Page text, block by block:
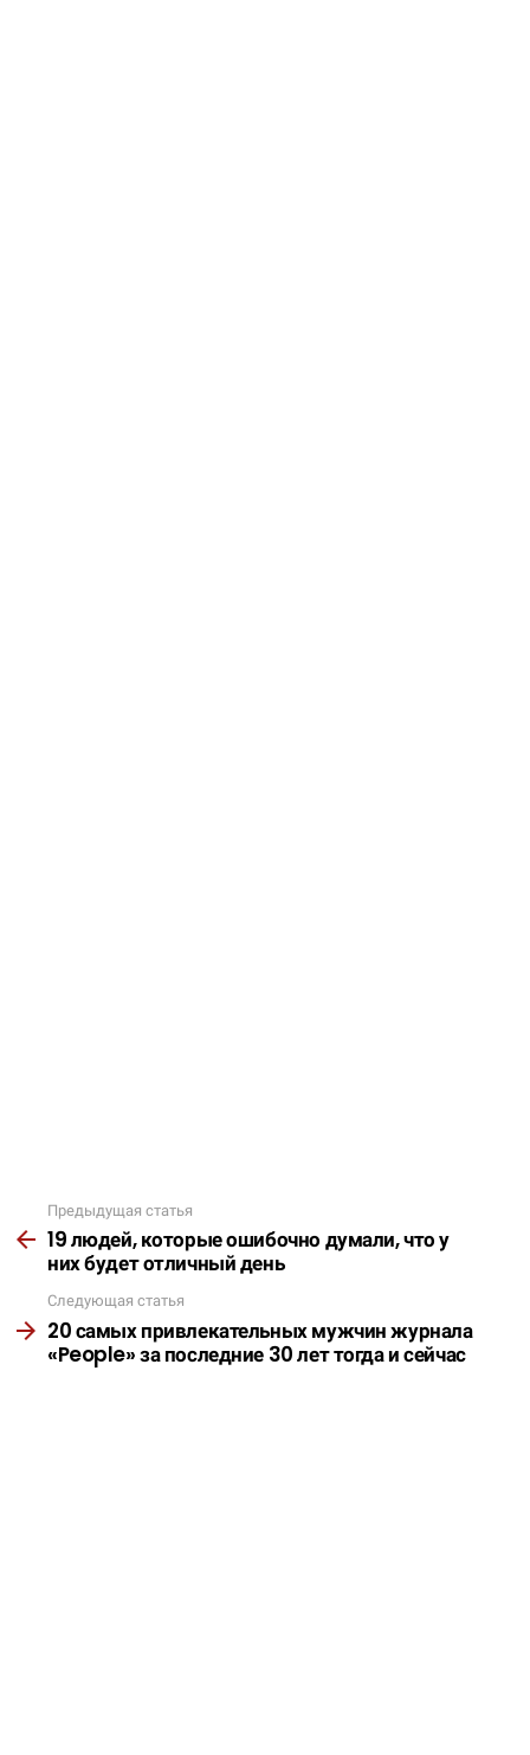
Подробнее
Предыдущая статья
19 людей, которые ошибочно думали, что у
них будет отличный день
Следующая статья
20 самых привлекательных мужчин журнала
«People» за последние 30 лет тогда и сейчас